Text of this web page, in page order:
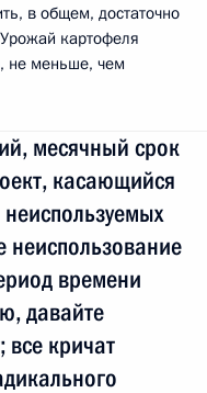
в общем, достаточно
картофеля
не меньше, чем
месячный срок
касающийся
неиспользование
времени
давайте
все кричат